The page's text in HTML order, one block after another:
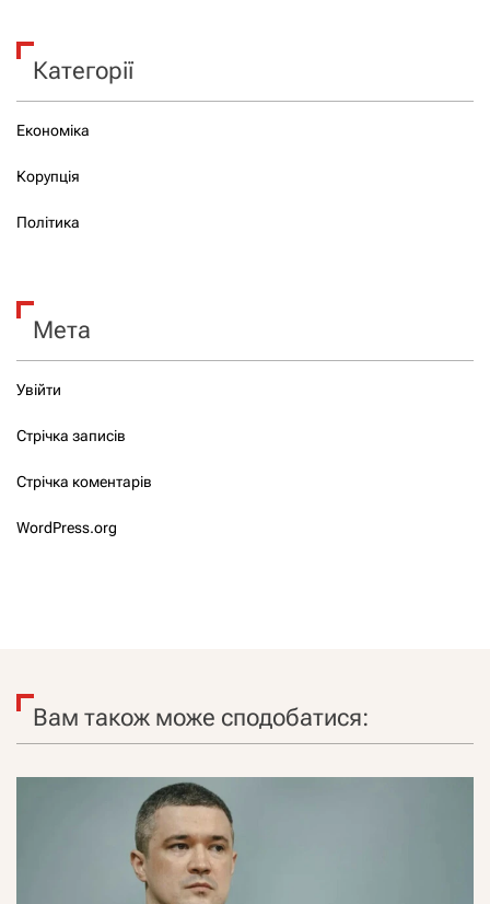
Категорії
Економіка
Корупція
Політика
Мета
Увійти
Стрічка записів
Стрічка коментарів
WordPress.org
Вам також може сподобатися: